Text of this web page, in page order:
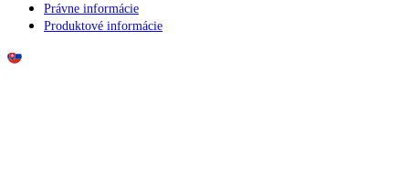
Právne informácie
Produktové informácie